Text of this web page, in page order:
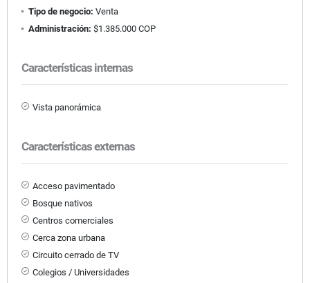
Tipo de negocio: Venta
Administración: $1.385.000 COP
Características internas
Vista panorámica
Características externas
Acceso pavimentado
Bosque nativos
Centros comerciales
Cerca zona urbana
Circuito cerrado de TV
Colegios / Universidades